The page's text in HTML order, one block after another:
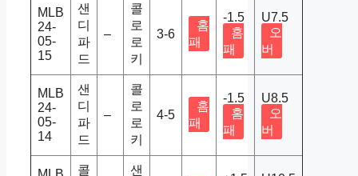
MLB
24-
05-
15
샌
디
파
드
–
콜
로
로
키
3-6
홈
패
-1.5
홈
패
U7.5
오
버
MLB
24-
05-
14
샌
디
파
드
–
콜
로
로
키
4-5
홈
패
-1.5
홈
패
U8.5
오
버
콜
샌